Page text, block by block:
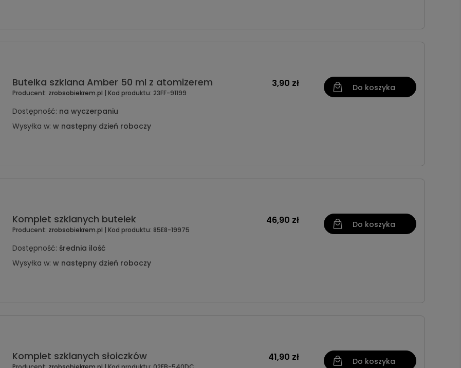
Butelka szklana Amber 50 ml z atomizerem
Producent: zrobsobiekrem.pl | Kod produktu: 23FF-91199
Dostępność: na wyczerpaniu
Wysyłka w: w następny dzień roboczy
3,90 zł Do koszyka
Komplet szklanych butelek
Producent: zrobsobiekrem.pl | Kod produktu: 85E8-19975
Dostępność: średnia ilość
Wysyłka w: w następny dzień roboczy
46,90 zł Do koszyka
Komplet szklanych słoiczków 41,90 zł Do koszyka